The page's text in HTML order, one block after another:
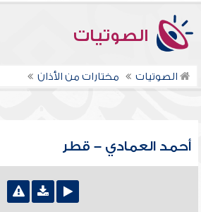
الصوتيات
الصوتيات مختارات من الأذان
أحمد العمادي – قطر